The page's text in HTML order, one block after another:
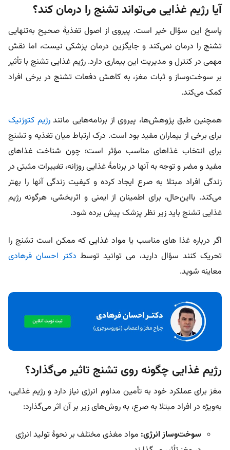
آیا رژیم غذایی می‌تواند تشنج را درمان کند؟
پاسخ این سؤال خیر است. پیروی از اصول تغذیۀ صحیح به‌تنهایی
تشنج را درمان نمی‌کند و جایگزین درمان پزشکی نیست، اما نقش
مهمی در کنترل و مدیریت این بیماری دارد. رژیم غذایی تشنج با تأثیر
بر سوخت‌وساز و ثبات مغز، به کاهش دفعات تشنج در برخی افراد
کمک می‌کند.
همچنین طبق پژوهش‌ها، پیروی از برنامه‌هایی مانندرژیم کتوژنیک
برای برخی از بیماران مفید بود است. درک ارتباط میان تغذیه و تشنج
برای انتخاب غذاهای مناسب مؤثر است؛ چون شناخت غذاهای
مفید و مضر و توجه به آنها در برنامۀ غذایی روزانه، تغییرات مثبتی در
زندگی افراد مبتلا به صرع ایجاد کرده و کیفیت زندگی آنها را بهتر
می‌کند. بااین‌حال، برای اطمینان از ایمنی و اثربخشی، هرگونه رژیم
غذایی تشنج باید زیر نظر پزشک پیش برده شود.
اگر درباره غذا های مناسب یا مواد غذایی که ممکن است تشنج را
تحریک کنند سؤال دارید، می توانید توسط دکتر احسان فرهادی
معاینه شوید.
رژیم غذایی چگونه روی تشنج تاثیر می‌گذارد؟
مغز برای عملکرد خود به تأمین مداوم انرژی نیاز دارد و رژیم غذایی،
به‌ویژه در افراد مبتلا به صرع، به روش‌های زیر بر آن اثر می‌گذارد:
سوخت‌وساز انرژی: مواد مغذی مختلف بر نحوۀ تولید انرژی